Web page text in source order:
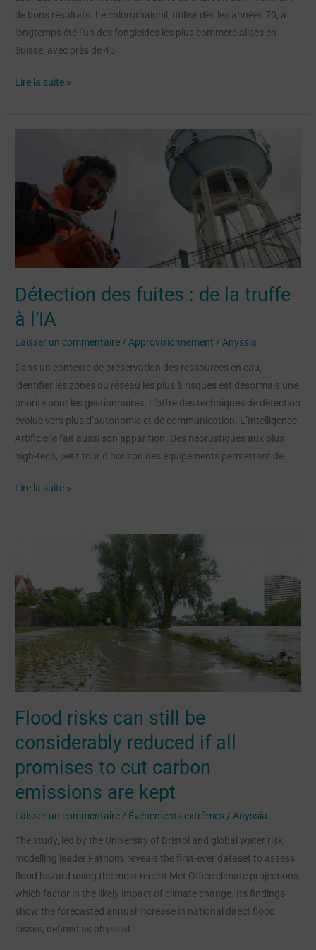
de bons résultats. Le chlorothalonil, utilisé dès les années 70, a
longtemps été l’un des fongicides les plus commercialisés en
Suisse, avec près de 45
Lire la suite »
Détection des fuites : de la truffe
à l’IA
Laisser un commentaire / Approvisionnement / Anyssia
Dans un contexte de préservation des ressources en eau,
identifier les zones du réseau les plus à risques est désormais une
priorité pour les gestionnaires. L’offre des techniques de détection
évolue vers plus d’autonomie et de communication. L’Intelligence
Artificielle fait aussi son apparition. Des néorustiques aux plus
high-tech, petit tour d’horizon des équipements permettant de
à
Lire la suite »
Flood risks can still be
considerably reduced if all
promises to cut carbon
emissions are kept
Laisser un commentaire / Événements extrêmes / Anyssia
The study, led by the University of Bristol and global water risk
modelling leader Fathom, reveals the first-ever dataset to assess
flood hazard using the most recent Met Office climate projections
which factor in the likely impact of climate change. Its findings
show the forecasted annual increase in national direct flood
losses, defined as physical
can
still
considerably
reduced
all
to
cut
emissions
are